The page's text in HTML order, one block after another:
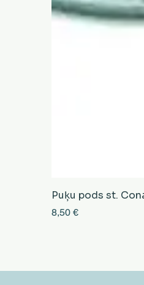
Puķu pods st.
Cena
8,50 €